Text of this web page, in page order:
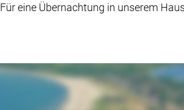
Für eine Übernachtung in unserem